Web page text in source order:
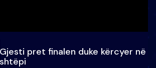
Gjesti pret finalen duke kërcyer në
shtëpi